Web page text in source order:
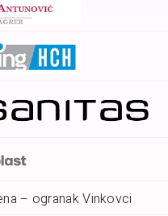
– ogranak Vinkovci